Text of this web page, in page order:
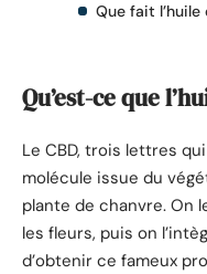
Que fait l’huile
Qu’est-ce que
Le CBD, trois lettres
molécule issue du
plante de chanvre. On
les fleurs, puis on
d’obtenir ce fameux